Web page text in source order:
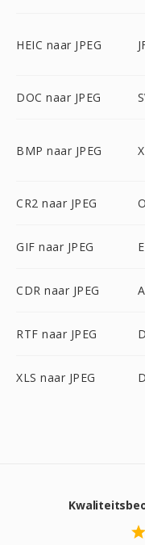
HEIC naar JPEG
DOC naar JPEG
BMP naar JPEG
CR2 naar JPEG
GIF naar JPEG
CDR naar JPEG
RTF naar JPEG
XLS naar JPEG